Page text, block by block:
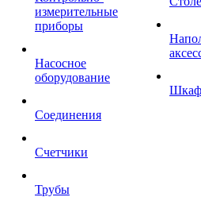
измерительные
приборы
Насосное
оборудование
Соединения
Счетчики
Трубы